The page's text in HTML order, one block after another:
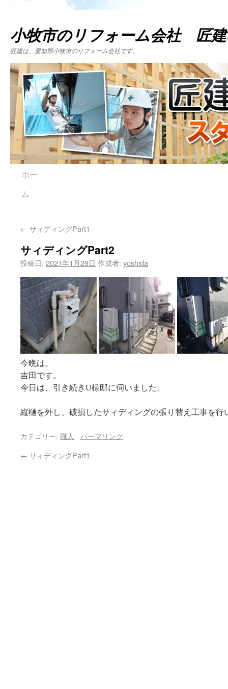
小牧市のリフォーム会社 匠
匠建は、愛知県小牧市のリフォーム会社です。
ホー
ム
← サィディングPart1
サィディングPart2
投稿日: 2021年1月29日 作成者: yoshida
今晩は。
吉田です。
今日は、引き続きU様邸に伺いました。
縦樋を外し、破損したサィディングの張り替え工事を行
カテゴリー: 職人
パーマリンク
← サィディングPart1